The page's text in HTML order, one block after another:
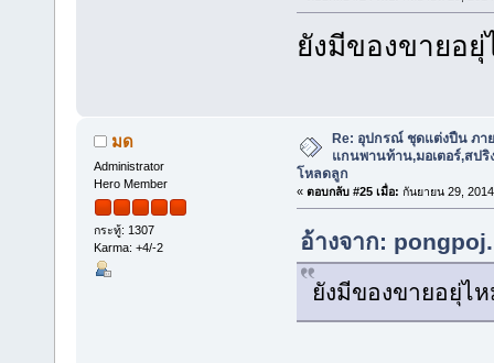
ยังมีของขายอ
มด
Administrator
Hero Member
กระทู้: 1307
Karma: +4/-2
Re: อุปกรณ์ ชุดแต่งปืน ภา
แกนพานท้าน,มอเตอร์,สปริ
โหลดลูก
« ตอบกลับ #25 เมื่อ: กันยายน 29,
อ้างจาก:
ยังมีของขายอยุ่ไ